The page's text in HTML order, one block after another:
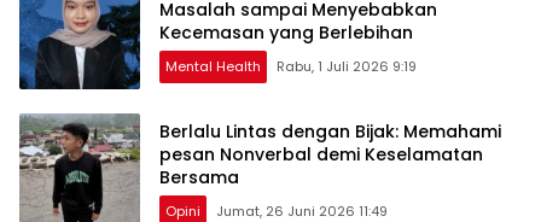
Masalah sampai Menyebabkan
Kecemasan yang Berlebihan
Mental Health Rabu, 1 Juli 2026 9:19
Berlalu Lintas dengan Bijak: Memahami
pesan Nonverbal demi Keselamatan
Bersama
Opini Jumat, 26 Juni 2026 11:49